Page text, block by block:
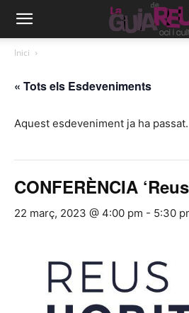
Inici
« Tots els Esdeveniments
Aquest esdeveniment ja ha passat.
CONFERÈNCIA
22 març, 2023 @ 4:00 pm - 5:30